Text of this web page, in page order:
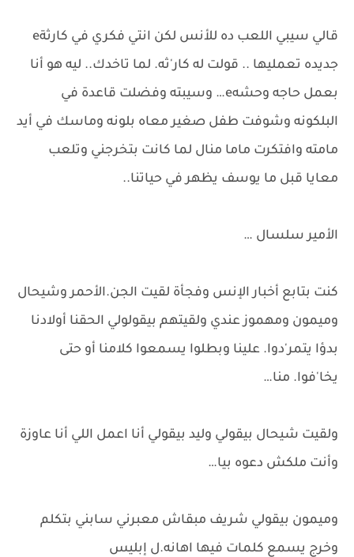
قالي سيبي اللعب ده للأنس لكن انتي فكري في كارثةe
جديده تعمليها .. قولت له كار'ثه. لما تاخدك.. ليه هو أنا
بعمل حاجه وحشهe… وسيبته وفضلت قاعدة في
البلكونه وشوفت طفل صغير معاه بلونه وماسك في أيد
مامته وافتكرت ماما منال لما كانت بتخرجني وتلعب
معايا قبل ما يوسف يظهر في حياتنا..
الأمير سلسال …
كنت بتابع أخبار الإنس وفجأة لقيت الجن.الأحمر وشيحال
وميمون ومهموز عندي ولقيتهم بيقولولي الحقنا أولادنا
بدؤا يتمر'دوا. علينا وبطلوا يسمعوا كلامنا أو حتى
يخا'فوا. منا…
ولقيت شيحال بيقولي وليد بيقولي أنا اعمل اللي أنا عاوزة
وأنت ملكش دعوه بيا…
وميمون بيقولي شريف مبقاش معبرني سابني بتكلم
وخرج يسمع كلمات فيها اهانه.ل إبليس